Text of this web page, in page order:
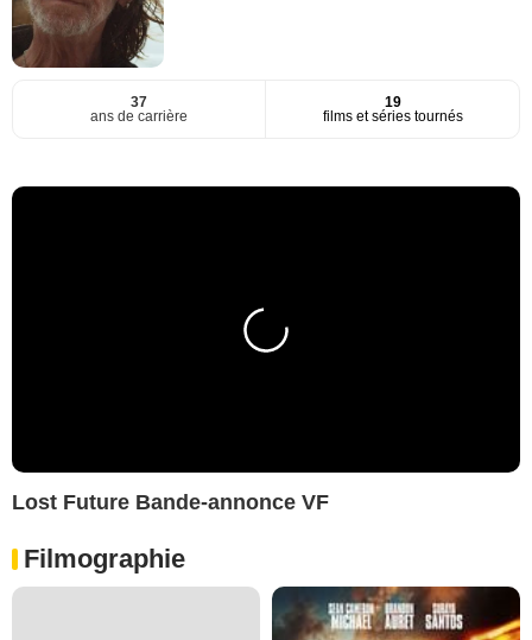
37
ans de carrière
19
films et séries tournés
Lost Future Bande-annonce VF
Filmographie